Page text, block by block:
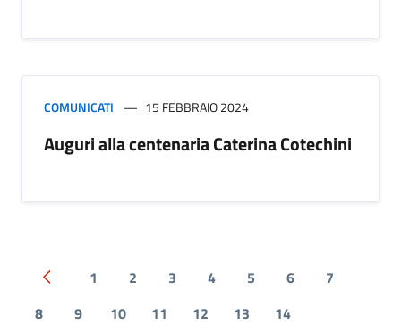
COMUNICATI 15 FEBBRAIO 2024
Auguri alla centenaria Caterina Cotechini
Pagina precedente
1 2 3 4 5 6
7
8
9 10 11 12 13
14